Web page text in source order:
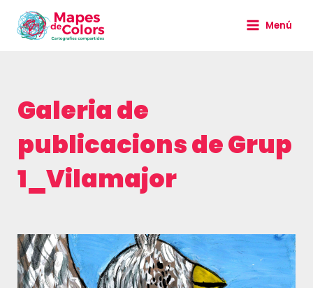
contingut
Menú
Galeria de
publicacions deGrup
1_Vilamajor